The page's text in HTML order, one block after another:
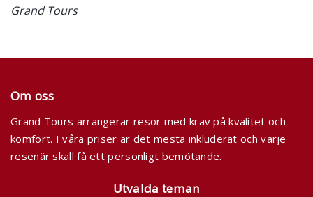
Grand Tours
Om oss
Grand Tours arrangerar resor med krav på kvalitet och
komfort. I våra priser är det mesta inkluderat och varje
resenär skall få ett personligt bemötande.
Utvalda teman